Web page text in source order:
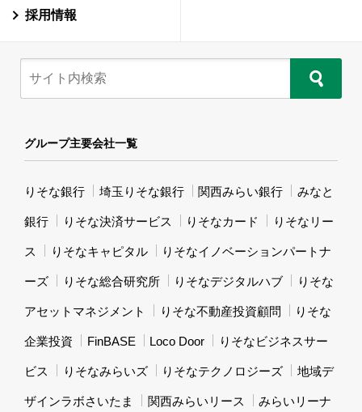
採用情報
グループ主要会社一覧
りそな銀行 埼玉りそな銀行 関西みらい銀行 みなと
銀行 りそな決済サービス りそなカード りそなリー
ス りそなキャピタル りそなイノベーションパートナ
ーズ りそな総合研究所 りそなデジタルハブ りそな
アセットマネジメント りそな不動産投資顧問 りそな
企業投資 FinBASE Loco Door りそなビジネスサー
ビス りそなみらいズ りそなテクノロジーズ 地域デ
ザインラボさいたま 関西みらいリース みらいリーナ